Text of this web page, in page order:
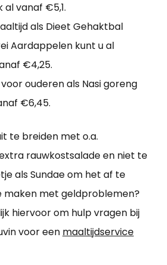
al vanaf €5,1.
als Dieet Gehaktbal
Aardappelen kunt u al
€4,25.
ouderen als Nasi goreng
€6,45.
te breiden met o.a.
rauwkostsalade en niet te
als Sundae om het af te
maken met geldproblemen?
hiervoor om hulp vragen bij
voor een maaltijdservice